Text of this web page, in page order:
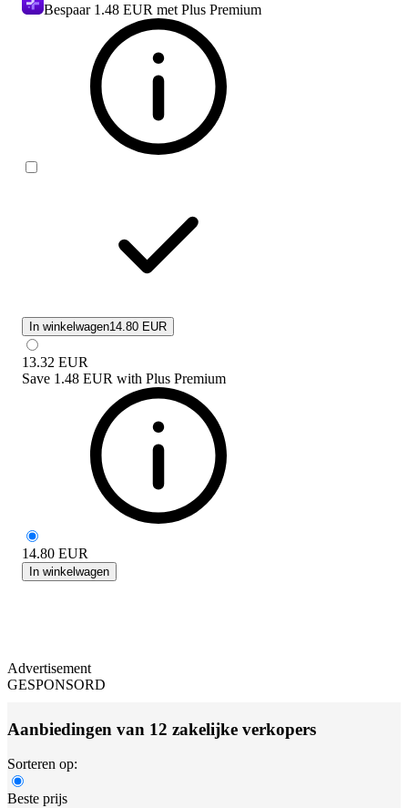
Bespaar 1.48 EUR met Plus Premium
In winkelwagen14.80 EUR
13.32 EUR
Save 1.48 EUR with Plus Premium
14.80 EUR
In winkelwagen
Advertisement
GESPONSORD
Aanbiedingen van 12 zakelijke verkopers
Sorteren op:
Beste prijs